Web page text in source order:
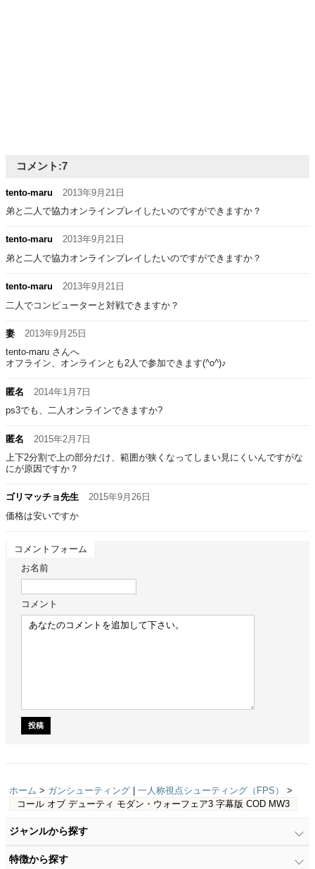
コメント:7
tento‐maru
2013年9月21日
弟と二人で協力オンラインプレイしたいのですができますか？
tento‐maru
2013年9月21日
弟と二人で協力オンラインプレイしたいのですができますか？
tento‐maru
2013年9月21日
二人でコンピューターと対戦できますか？
妻
2013年9月25日
tento‐maru さんへ
オフライン、オンラインとも2人で参加できます(^o^)♪
匿名
2014年1月7日
ps3でも、二人オンラインできますか?
匿名
2015年2月7日
上下2分割で上の部分だけ、範囲が狭くなってしまい見にくいんですがな
にが原因ですか？
ゴリマッチョ先生
2015年9月26日
価格は安いですか
コメントフォーム
お名前
コメント
ホーム > ガンシューティング 一人称視点シューティング（FPS）
>
コール オブ デューティ モダン・ウォーフェア3 字幕版 COD MW3
ジャンルから探す
特徴から探す